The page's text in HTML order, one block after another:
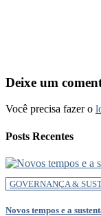
Deixe um
Você precisa fazer o
Posts Recentes
GOVERNANÇA &
Novos tempos e a